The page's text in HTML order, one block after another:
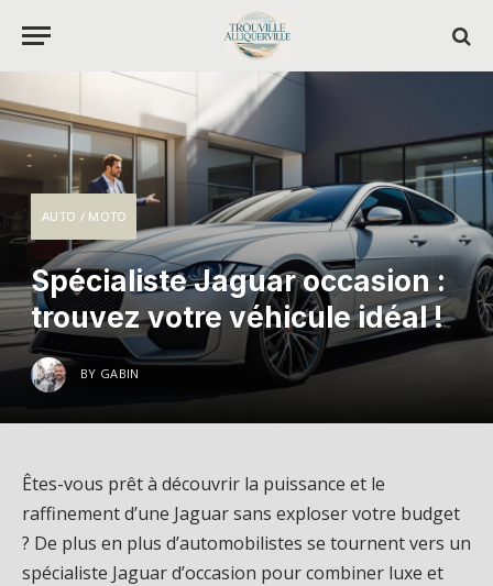
AUTO / MOTO
Spécialiste Jaguar occasion :
trouvez votre véhicule idéal !
BY GABIN
Êtes-vous prêt à découvrir la puissance et le
raffinement d’une Jaguar sans exploser votre budget
? De plus en plus d’automobilistes se tournent vers un
spécialiste Jaguar d’occasion pour combiner luxe et